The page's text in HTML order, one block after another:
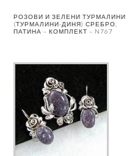
РОЗОВИ И ЗЕЛЕНИ ТУРМАЛИНИ
(ТУРМАЛИНИ-ДИНЯ) СРЕБРО,
ПАТИНА – КОМПЛЕКТ – N767